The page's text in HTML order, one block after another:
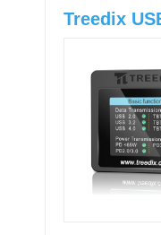
Treedix